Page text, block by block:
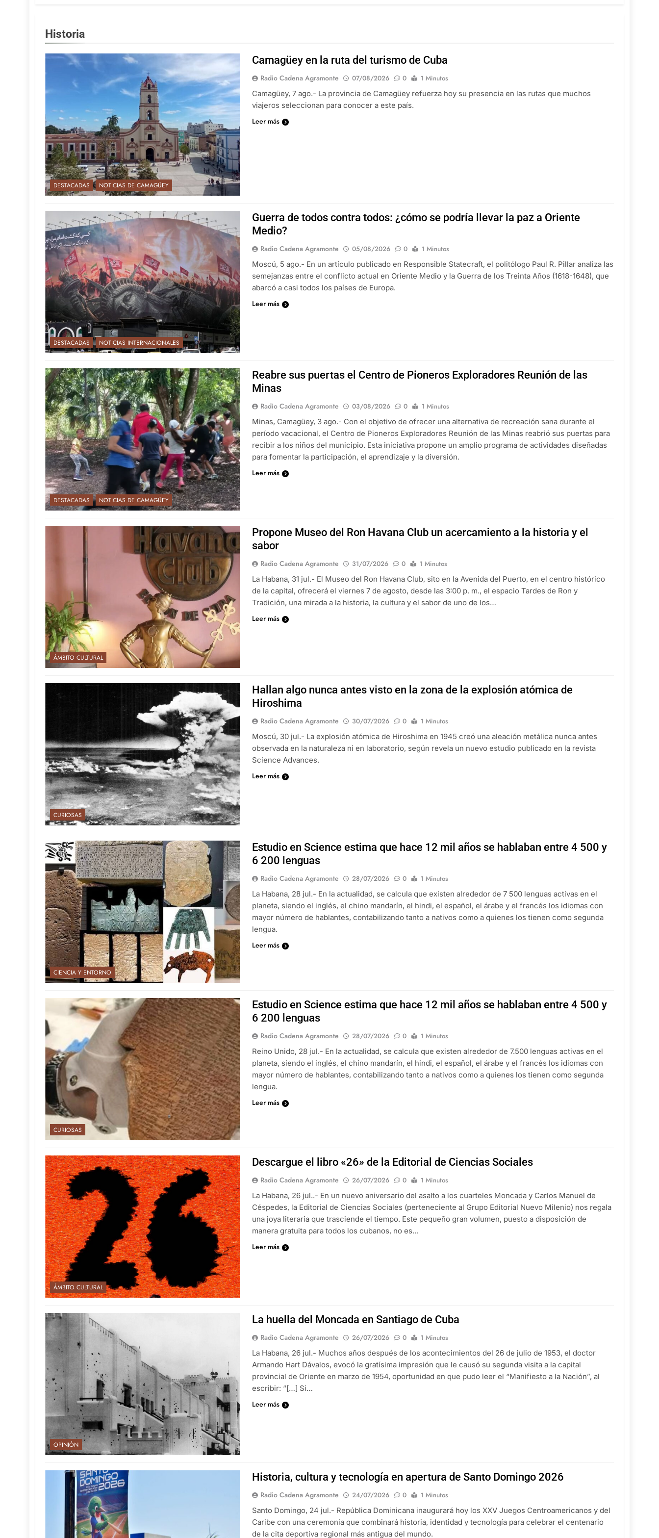
Historia
DESTACADAS NOTICIAS DE CAMAGÜEY
Camagüey en la ruta del turismo de Cuba
Radio Cadena Agramonte 07/08/2026 0
1 Minutos
Camagüey, 7 ago.- La provincia de Camagüey refuerza hoy su presencia en las rutas que muchos
viajeros seleccionan para conocer a este país.
Leer más
DESTACADAS NOTICIAS INTERNACIONALES
Guerra de todos contra todos: ¿cómo se podría llevar la paz a Oriente
Medio?
Radio Cadena Agramonte 05/08/2026 0
1 Minutos
Moscú, 5 ago.- En un artículo publicado en Responsible Statecraft, el politólogo Paul R. Pillar analiza las
semejanzas entre el conflicto actual en Oriente Medio y la Guerra de los Treinta Años (1618-1648), que
abarcó a casi todos los países de Europa.
Leer más
DESTACADAS NOTICIAS DE CAMAGÜEY
Reabre sus puertas el Centro de Pioneros Exploradores Reunión de las
Minas
Radio Cadena Agramonte 03/08/2026 0
1 Minutos
Minas, Camagüey, 3 ago.- Con el objetivo de ofrecer una alternativa de recreación sana durante el
período vacacional, el Centro de Pioneros Exploradores Reunión de las Minas reabrió sus puertas para
recibir a los niños del municipio. Esta iniciativa propone un amplio programa de actividades diseñadas
para fomentar la participación, el aprendizaje y la diversión.
Leer más
ÁMBITO CULTURAL
Propone Museo del Ron Havana Club un acercamiento a la historia y el
sabor
Radio Cadena Agramonte 31/07/2026 0
1 Minutos
La Habana, 31 jul.- El Museo del Ron Havana Club, sito en la Avenida del Puerto, en el centro histórico
de la capital, ofrecerá el viernes 7 de agosto, desde las 3:00 p. m., el espacio Tardes de Ron y
Tradición, una mirada a la historia, la cultura y el sabor de uno de los…
Leer más
CURIOSAS
Hallan algo nunca antes visto en la zona de la explosión atómica de
Hiroshima
Radio Cadena Agramonte 30/07/2026 0
1 Minutos
Moscú, 30 jul.- La explosión atómica de Hiroshima en 1945 creó una aleación metálica nunca antes
observada en la naturaleza ni en laboratorio, según revela un nuevo estudio publicado en la revista
Science Advances.
Leer más
CIENCIA Y ENTORNO
Estudio en Science estima que hace 12 mil años se hablaban entre 4 500 y
6 200 lenguas
Radio Cadena Agramonte 28/07/2026 0
1 Minutos
La Habana, 28 jul.- En la actualidad, se calcula que existen alrededor de 7 500 lenguas activas en el
planeta, siendo el inglés, el chino mandarín, el hindi, el español, el árabe y el francés los idiomas con
mayor número de hablantes, contabilizando tanto a nativos como a quienes los tienen como segunda
lengua.
Leer más
CURIOSAS
Estudio en Science estima que hace 12 mil años se hablaban entre 4 500 y
6 200 lenguas
Radio Cadena Agramonte 28/07/2026 0
1 Minutos
Reino Unido, 28 jul.- En la actualidad, se calcula que existen alrededor de 7.500 lenguas activas en el
planeta, siendo el inglés, el chino mandarín, el hindi, el español, el árabe y el francés los idiomas con
mayor número de hablantes, contabilizando tanto a nativos como a quienes los tienen como segunda
lengua.
Leer más
ÁMBITO CULTURAL
Descargue el libro «26» de la Editorial de Ciencias Sociales
Radio Cadena Agramonte 26/07/2026 0
1 Minutos
La Habana, 26 jul..- En un nuevo aniversario del asalto a los cuarteles Moncada y Carlos Manuel de
Céspedes, la Editorial de Ciencias Sociales (perteneciente al Grupo Editorial Nuevo Milenio) nos regala
una joya literaria que trasciende el tiempo. Este pequeño gran volumen, puesto a disposición de
manera gratuita para todos los cubanos, no es…
Leer más
OPINIÓN
La huella del Moncada en Santiago de Cuba
Radio Cadena Agramonte 26/07/2026 0
1 Minutos
La Habana, 26 jul.- Muchos años después de los acontecimientos del 26 de julio de 1953, el doctor
Armando Hart Dávalos, evocó la gratísima impresión que le causó su segunda visita a la capital
provincial de Oriente en marzo de 1954, oportunidad en que pudo leer el “Manifiesto a la Nación”, al
escribir: “[…] Si…
Leer más
Historia, cultura y tecnología en apertura de Santo Domingo 2026
Radio Cadena Agramonte 24/07/2026 0
1 Minutos
Santo Domingo, 24 jul.- República Dominicana inaugurará hoy los XXV Juegos Centroamericanos y del
Caribe con una ceremonia que combinará historia, identidad y tecnología para celebrar el centenario
de la cita deportiva regional más antigua del mundo.